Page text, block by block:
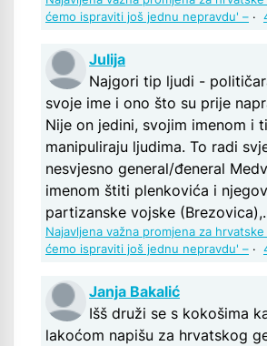
ćemo ispraviti još jednu nepravdu' – ·
Julija
Najgori tip ljudi -
svoje ime i ono što su prije
Nije on jedini, svojim imenom i
manipuliraju ljudima. To radi
nesvjesno general/đeneral
imenom štiti plenkovića i
partizanske vojske
Najavljena važna promjena za
ćemo ispraviti još jednu nepravdu' – ·
Janja Bakalić
Išš druži se s kokošima
lakoćom napišu za hrvatskog